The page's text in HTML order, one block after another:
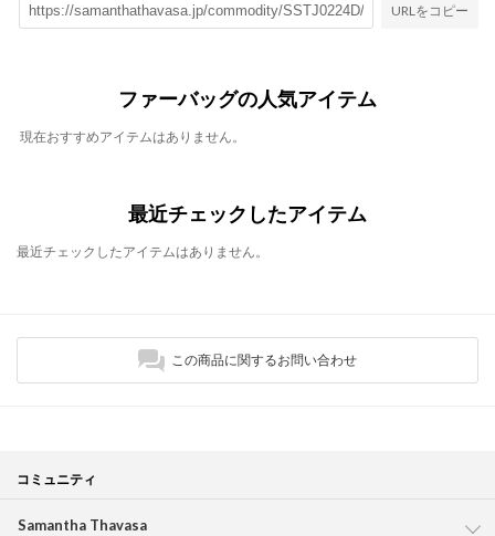
URLをコピー
ファーバッグの人気アイテム
現在おすすめアイテムはありません。
最近チェックしたアイテム
最近チェックしたアイテムはありません。
この商品に関するお問い合わせ
コミュニティ
Samantha Thavasa